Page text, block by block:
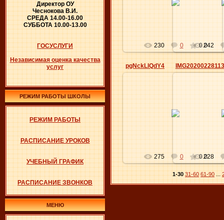
Директор ОУ
Чеснокова В.И.
СРЕДА 14.00-16.00
СУББОТА 10.00-13.00
ГОСУСЛУГИ
Независимая оценка качества
услуг
РЕЖИМ РАБОТЫ ШКОЛЫ
РЕЖИМ РАБОТЫ
РАСПИСАНИЕ УРОКОВ
УЧЕБНЫЙ ГРАФИК
РАСПИСАНИЕ ЗВОНКОВ
МЕНЮ
230 0 0.0242
pgNckLlQdY4
275 0 0.0228
1-30 31-60 61-90